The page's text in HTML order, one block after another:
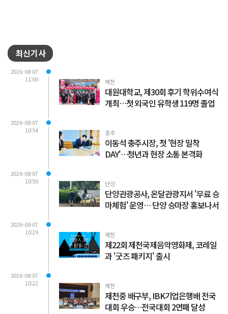
최신기사
2026-08-07
11:00
제천
대원대학교, 제30회 후기 학위수여식
개최…첫 외국인 유학생 119명 졸업
2026-08-07
10:54
충주
이동석 충주시장, 첫 '현장 밀착
DAY'…청년과 현장 소통 본격화
2026-08-07
10:50
단양
단양관광공사, 온달관광지서 '무료 승
마체험' 운영… 단양 승마장 홍보나서
2026-08-07
10:29
제천
제22회 제천국제음악영화제, 코레일
과 '굿즈 패키지' 출시
2026-08-07
10:22
제천
제천중 배구부, IBK기업은행배 전국
대회 우승…전국대회 2연패 달성